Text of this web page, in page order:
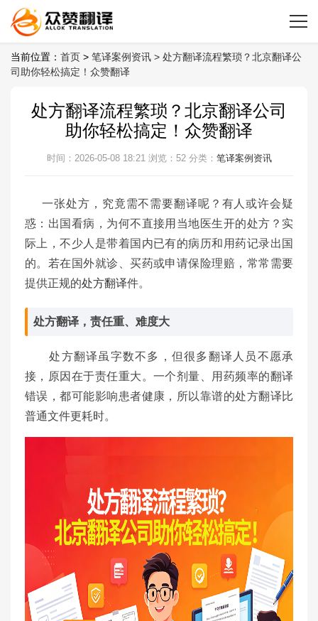
当前位置： 首页 > 笔译案例资讯 > 处方翻译流程繁琐？北京翻译公
司助你轻松搞定！众赞翻译
处方翻译流程繁琐？北京翻译公司
助你轻松搞定！众赞翻译
时间：2026-05-08 18:21浏览：52 分类： 笔译案例资讯
一张处方，究竟需不需要翻译呢？有人或许会疑
惑：出国看病，为何不直接用当地医生开的处方？实
际上，不少人是带着国内已有的病历和用药记录出国
的。若在国外就诊、买药或申请保险理赔，常常需要
提供正规的处方翻译件。
处方翻译，责任重、难度大
处方翻译虽字数不多，但很多翻译人员不愿承
接，原因在于责任重大。一个剂量、用药频率的翻译
错误，都可能影响患者健康，所以靠谱的处方翻译比
普通文件更耗时。